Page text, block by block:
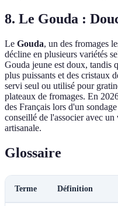
8. Le Gouda :
Le Gouda, un des fromages
décline en plusieurs variétés
Gouda jeune est doux, tandis
plus puissants et des cristaux
servi seul ou utilisé pour
plateaux de fromages. En
des Français lors d'un
conseillé de l'associer avec
artisanale.
Glossaire
Terme Définition